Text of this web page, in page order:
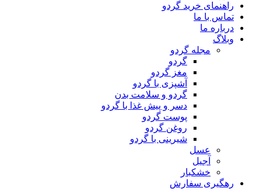
راهنمای خرید گردو
تماس با ما
درباره ما
وبلاگ
مجله گردو
گردو
مغز گردو
آشپزی با گردو
گردو و سلامت بدن
دسر و پیش غذا با گردو
پوست گردو
روغن گردو
شیرینی با گردو
عسل
آجیل
خشکبار
رهگیری سفارش